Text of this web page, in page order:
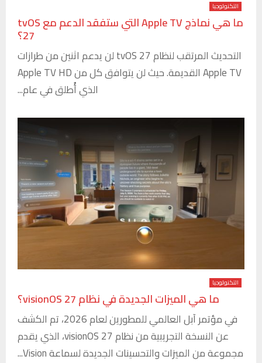
التكنولوجيا
ما هي نماذج Apple TV التي ستفقد الدعم مع tvOS
27؟
التحديث المرتقب لنظام tvOS 27 لن يدعم اثنين من طرازات
Apple TV القديمة. حيث لن يتوافق كل من Apple TV HD
الذي أُطلق في عام...
التكنولوجيا
ما هي الميزات الجديدة في نظام visionOS 27؟
في مؤتمر آبل العالمي للمطورين لعام 2026، تم الكشف
عن النسخة التجريبية من نظام visionOS 27، الذي يقدم
مجموعة من الميزات والتحسينات الجديدة لسماعة Vision...